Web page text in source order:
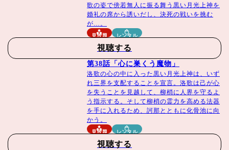
2022年／中国／原題：月歌行
出演者・スタッフ
チャン・ビンビン「永遠の桃花～三生三世～」「花不
棄〈カフキ〉-運命の姫と仮面の王子-」
シュー・ルー「宮廷の諍い女」「恋する星の王子様」
「麗らかなキミにときめいて！～Sunshine of My Life
歌の姿で傍若無人に振る舞う黒い月光上神を
婚礼の席から誘いだし、決死の戦いを挑む
が…。
見放題 レンタル
視聴する
第38話「心に巣くう魔物」
洛歌の心の中に入った黒い月光上神は、いず
れ三界を支配することを宣言。洛歌は己が心
を失うことを見越して、柳梢に人界を守るよ
う指示する。そして柳梢の霊力を高める法器
を手に入れるため、訶那とともに化骨池に向
かう。
見放題 レンタル
視聴する